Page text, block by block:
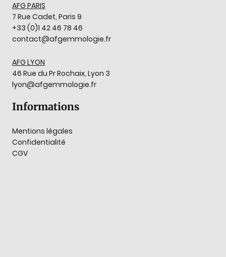
Informations
Mentions légales
Confidentialité
CGV
AFG PARIS
7 Rue Cadet, Paris 9
+33 (0)1 42 46 78 46
contact@afgemmologie.fr
AFG LYON
46 Rue du Pr Rochaix, Lyon 3
lyon@afgemmologie.fr